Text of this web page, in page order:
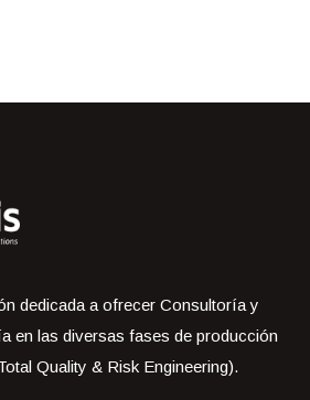
dedicada a ofrecer Consultoría y
en las diversas fases de producción
Quality & Risk Engineering).